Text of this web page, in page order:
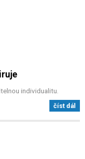
individualitu.
číst dál